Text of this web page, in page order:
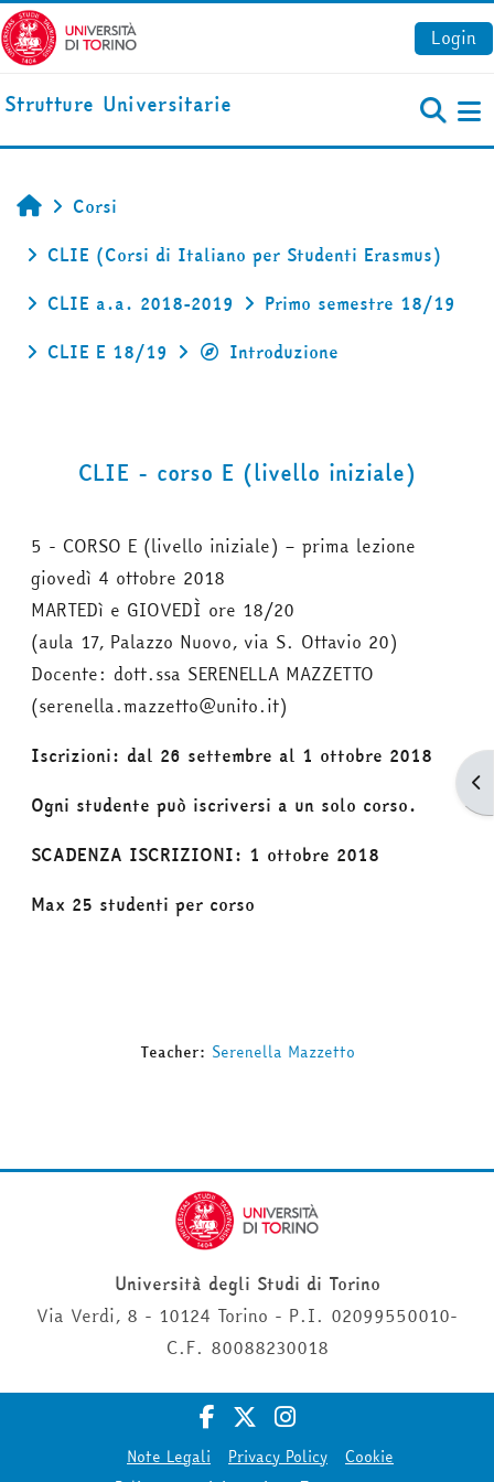
Vai al contenuto principale
Login
Strutture Universitarie
Home
Corsi
CLIE (Corsi di Italiano per Studenti Erasmus)
CLIE a.a. 2018-2019
Primo semestre 18/19
CLIE E 18/19
Introduzione
CLIE - corso E (livello iniziale)
5 - CORSO E (livello iniziale) – prima lezione
giovedì 4 ottobre 2018
MARTEDì e GIOVEDÌ ore 18/20
(aula 17, Palazzo Nuovo, via S. Ottavio 20)
Docente: dott.ssa SERENELLA MAZZETTO
(serenella.mazzetto@unito.it)
Iscrizioni: dal 26 settembre al 1 ottobre 2018
Ogni studente può iscriversi a un solo corso.
SCADENZA ISCRIZIONI: 1 ottobre 2018
Max 25 studenti per corso
Teacher: Serenella Mazzetto
Università degli Studi di Torino
Via Verdi, 8 - 10124 Torino - P.I. 02099550010-
C.F. 80088230018
Note Legali Privacy Policy
Cookie